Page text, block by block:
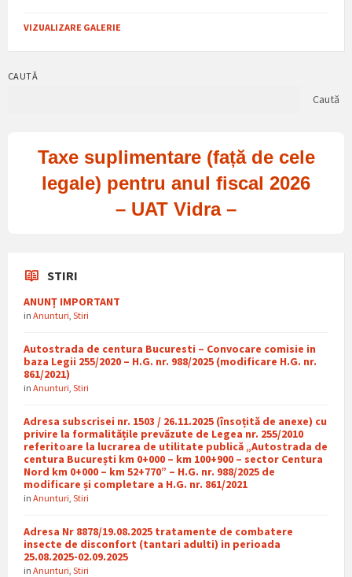
VIZUALIZARE GALERIE
CAUTĂ
Caută
Taxe suplimentare (față de cele
legale) pentru anul fiscal 2026
– UAT Vidra –
STIRI
ANUNȚ IMPORTANT
in Anunturi Stiri
Autostrada de centura Bucuresti – Convocare comisie in
baza Legii 255/2020 – H.G. nr. 988/2025 (modificare H.G. nr.
861/2021)
in Anunturi Stiri
Adresa subscrisei nr. 1503 / 26.11.2025 (însoțită de anexe) cu
privire la formalitățile prevăzute de Legea nr. 255/2010
referitoare la lucrarea de utilitate publică „Autostrada de
centura București km 0+000 – km 100+900 – sector Centura
Nord km 0+000 – km 52+770” – H.G. nr. 988/2025 de
modificare și completare a H.G. nr. 861/2021
in Anunturi Stiri
Adresa Nr 8878/19.08.2025 tratamente de combatere
insecte de disconfort (tantari adulti) in perioada
25.08.2025-02.09.2025
in Anunturi Stiri